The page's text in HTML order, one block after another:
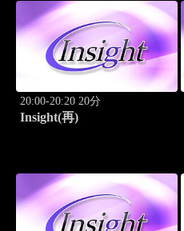
20:00-20:20 20分
Insight(再)